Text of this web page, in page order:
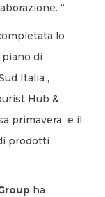
“
lo
di
Italia ,
Hub &
primavera e il
prodotti
ha